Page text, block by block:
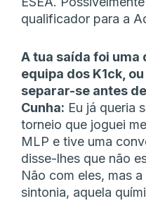
qualificador para a
A tua saída foi uma
equipa dos K1ck,
separar-se antes
Cunha: Eu já queria
torneio que joguei
MLP e tive uma
disse-lhes que não
Não com eles, mas
sintonia, aquela